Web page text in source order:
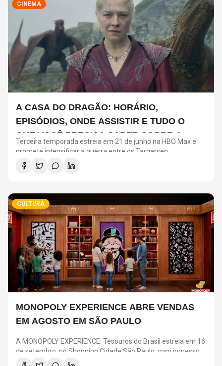
CINEMA
A CASA DO DRAGÃO: HORÁRIO,
EPISÓDIOS, ONDE ASSISTIR E TUDO O
QUE VOCÊ PRECISA SABER SOBRE A
NOVA TEMPORADA
Terceira temporada estreia em 21 de junho na HBO Max e
promete intensificar a guerra entre os Targaryen
CULTURA
MONOPOLY EXPERIENCE ABRE VENDAS
EM AGOSTO EM SÃO PAULO
A MONOPOLY EXPERIENCE: Tesouros do Brasil estreia em 16
de setembro, no Shopping Cidade São Paulo, com ingressos
a partir de R$ 25. A pré-venda para clientes Nubank acontece